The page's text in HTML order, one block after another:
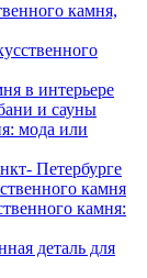
камня,
в интерьере
и сауны
мода или
Петербурге
камня
камня:
деталь для